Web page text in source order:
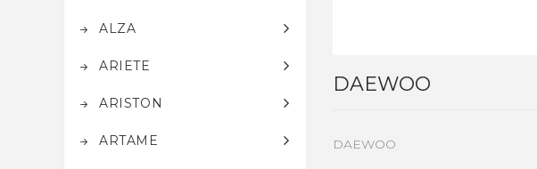
ALZA
ARIETE
ARISTON
ARTAME
DAEWOO
DAEWOO